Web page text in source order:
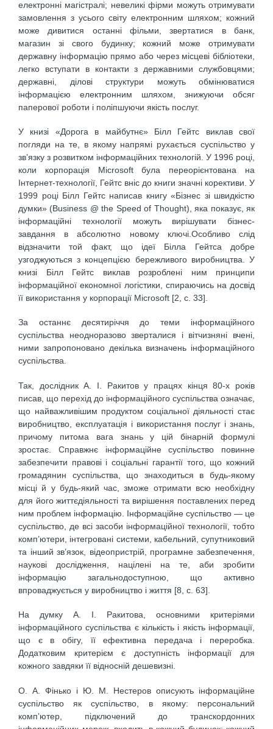
електронні магістралі; невеликі фірми можуть отримувати
замовлення з усього світу електронним шляхом; кожний
може дивитися останні фільми, звертатися в банк,
магазин зі свого будинку; кожний може отримувати
державну інформацію прямо або через місцеві бібліотеки,
легко вступати в контакти з державними службовцями;
державні, ділові структури можуть обмінюватися
інформацією електронним шляхом, знижуючи обсяг
паперової роботи і поліпшуючи якість послуг.
У книзі «Дорога в майбутнє» Білл Гейтс виклав свої
погляди на те, в якому напрямі рухається суспільство у
зв’язку з розвитком інформаційних технологій. У 1996 році,
коли корпорація Microsoft була переорієнтована на
Інтернет-технології, Гейтс вніс до книги значні корективи. У
1999 році Білл Гейтс написав книгу «Бізнес зі швидкістю
думки» (Business @ the Speed of Thought), яка показує, як
інформаційні технології можуть вирішувати бізнес-
завдання в абсолютно новому ключі.Особливо слід
відзначити той факт, що ідеї Білла Гейтса добре
узгоджуються з концепцією бережливого виробництва. У
книзі Білл Гейтс виклав розроблені ним принципи
інформаційної економної логістики, спираючись на досвід
її використання у корпорації Microsoft [2, с. 33].
За останнє десятиріччя до теми інформаційного
суспільства неодноразово зверталися і вітчизняні вчені,
ними запропоновано декілька визначень інформаційного
суспільства.
Так, дослідник А. І. Ракитов у працях кінця 80-х років
писав, що перехід до інформаційного суспільства означає,
що найважливішим продуктом соціальної діяльності стає
виробництво, експлуатація і використання послуг і знань,
причому питома вага знань у цій бінарній формулі
зростає. Справжнє інформаційне суспільство повинне
забезпечити правові і соціальні гарантії того, що кожний
громадянин суспільства, що знаходиться в будь-якому
місці й у будь-який час, зможе отримати всю необхідну
для його життєдіяльності та вирішення поставлених перед
ним проблем інформацію. Інформаційне суспільство — це
суспільство, де всі засоби інформаційної технології, тобто
комп’ютери, інтегровані системи, кабельний, супутниковий
та інший зв’язок, відеопристрій, програмне забезпечення,
наукові дослідження, націлені на те, аби зробити
інформацію загальнодоступною, що активно
впроваджується у виробництво і життя [8, с. 63].
На думку А. І. Ракитова, основними критеріями
інформаційного суспільства є кількість і якість інформації,
що є в обігу, її ефективна передача і переробка.
Додатковим критерієм є доступність інформації для
кожного завдяки її відносній дешевизні.
О. А. Фінько і Ю. М. Нестеров описують інформаційне
суспільство як суспільство, в якому: персональний
комп’ютер, підключений до транскордонних